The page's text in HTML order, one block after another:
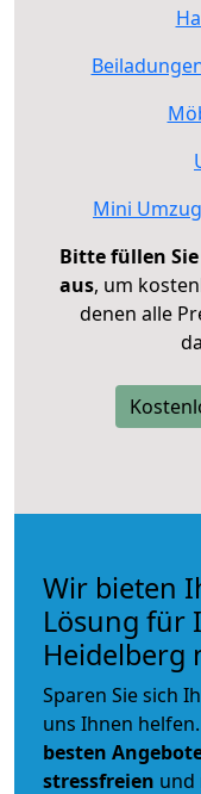
Mini
Bitte füllen
aus, um
denen alle
Wir bieten
Lösung für
Heidelberg
Sparen Sie sich
uns Ihnen
besten
stressfreien und